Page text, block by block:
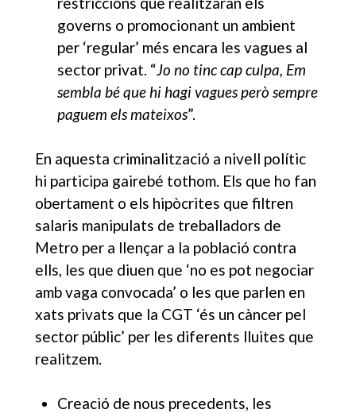
governs o promocionant un ambient
per ‘regular’ més encara les vagues al
sector privat. “Jo no tinc cap culpa, Em
sembla bé que hi hagi vagues però sempre
paguem els mateixos”.
En aquesta criminalització a nivell polític
hi participa gairebé tothom. Els que ho fan
obertament o els hipòcrites que filtren
salaris manipulats de treballadors de
Metro per a llençar a la població contra
ells, les que diuen que ‘no es pot negociar
amb vaga convocada’ o les que parlen en
xats privats que la CGT ‘és un càncer pel
sector públic’ per les diferents lluites que
realitzem.
Creació de nous precedents, les